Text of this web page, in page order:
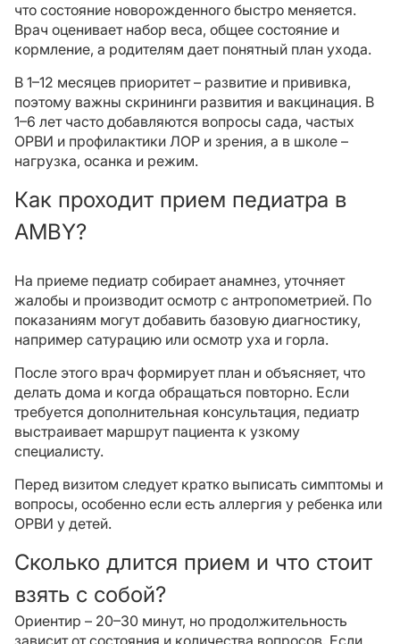
что состояние новорожденного быстро меняется.
Врач оценивает набор веса, общее состояние и
кормление, а родителям дает понятный план ухода.
В 1–12 месяцев приоритет – развитие и прививка,
поэтому важны скрининги развития и вакцинация. В
1–6 лет часто добавляются вопросы сада, частых
ОРВИ и профилактики ЛОР и зрения, а в школе –
нагрузка, осанка и режим.
Как проходит прием педиатра в
AMBY?
На приеме педиатр собирает анамнез, уточняет
жалобы и производит осмотр с антропометрией. По
показаниям могут добавить базовую диагностику,
например сатурацию или осмотр уха и горла.
После этого врач формирует план и объясняет, что
делать дома и когда обращаться повторно. Если
требуется дополнительная консультация, педиатр
выстраивает маршрут пациента к узкому
специалисту.
Перед визитом следует кратко выписать симптомы и
вопросы, особенно если есть аллергия у ребенка или
ОРВИ у детей.
Сколько длится прием и что стоит
взять с собой?
Ориентир – 20–30 минут, но продолжительность
зависит от состояния и количества вопросов. Если